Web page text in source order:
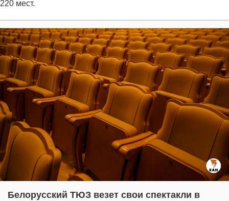
220 мест.
Белорусский ТЮЗ везет свои спектакли в